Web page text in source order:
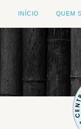
INÍCIO QUEM